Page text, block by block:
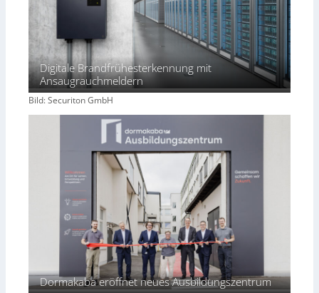
Digitale Brandfrühesterkennung mit
Ansaugrauchmeldern
Bild: Securiton GmbH
Dormakaba eröffnet neues Ausbildungszentrum